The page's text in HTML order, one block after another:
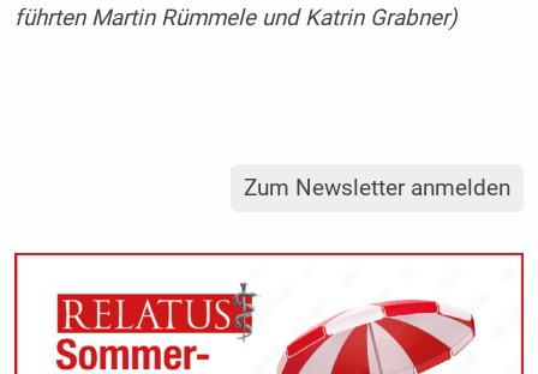
führten Martin Rümmele und Katrin Grabner)
Zum Newsletter anmelden